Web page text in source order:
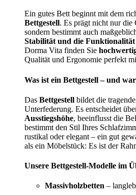
Ein gutes Bett beginnt mit dem
Bettgestell. Es prägt nicht nur die
sondern bestimmt auch
Stabilität und die Funktionalität
Dorma Vita finden Sie
Qualität und Ergonomie perfekt
Was ist ein Bettgestell – und
Das Bettgestell bildet die
Unterfederung. Es entscheidet
Ausstiegshöhe, beeinflusst die
bestimmt den Stil Ihres
rustikal oder elegant – ein gut
als ein Möbelstück: Es ist der
Unsere Bettgestell-Modelle im
Massivholzbetten –